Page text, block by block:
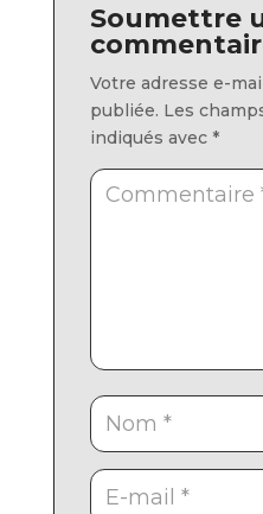
Soumettre
Votre adresse e-
publiée. Les
indiqués avec *